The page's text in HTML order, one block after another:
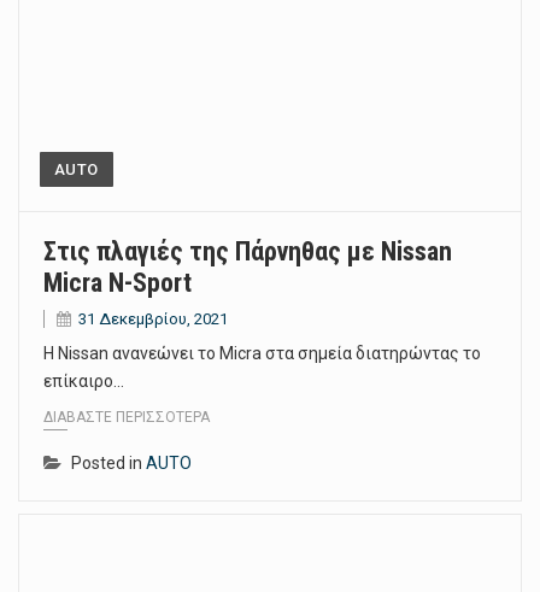
AUTO
Στις πλαγιές της Πάρνηθας με Nissan
Micra N-Sport
31 Δεκεμβρίου, 2021
Η Nissan ανανεώνει το Micra στα σημεία διατηρώντας το
επίκαιρο…
ΔΙΑΒΆΣΤΕ ΠΕΡΙΣΣΌΤΕΡΑ
Posted in AUTO